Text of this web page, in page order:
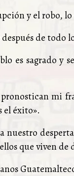
y el robo,
de todo
es sagrado y
mi
el éxito».
a nuestro
que viven de